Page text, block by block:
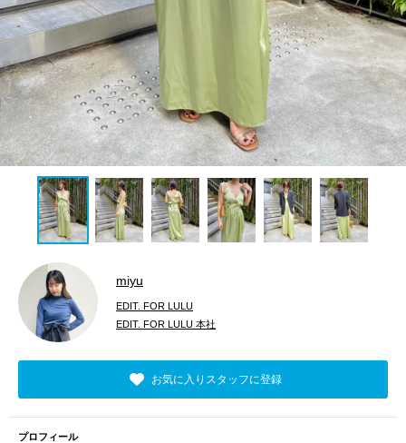
miyu
EDIT. FOR LULU
EDIT. FOR LULU 本社
お気に入りスタッフに登録
プロフィール